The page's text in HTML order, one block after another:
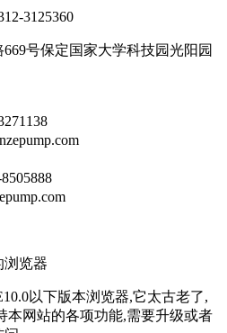
3125360
号保定国家大学科技园光阳园
浏览器
以下版本浏览器,它太古老了,
本网站的各项功能,需要升级或者